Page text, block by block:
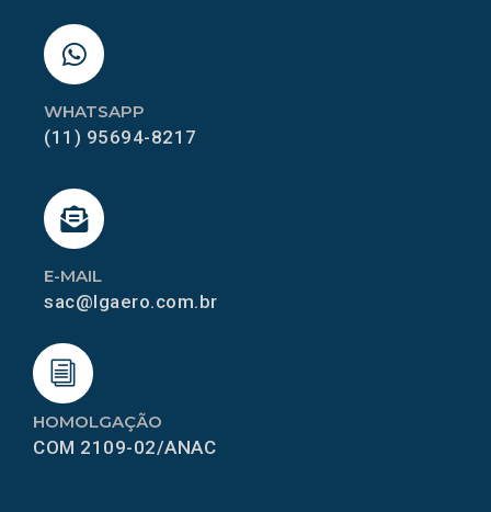
HOMOLGAÇÃO
COM 2109-02/ANAC
E-MAIL
sac@lgaero.com.br
WHATSAPP
(11) 95694-8217